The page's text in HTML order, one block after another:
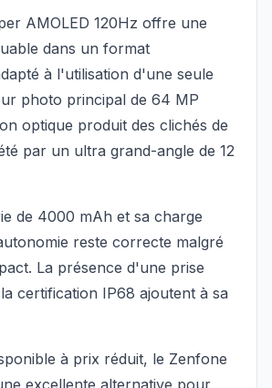
AMOLED 120Hz offre une
dans un format
à l'utilisation d'une seule
photo principal de 64 MP
optique produit des clichés de
par un ultra grand-angle de 12
de 4000 mAh et sa charge
reste correcte malgré
La présence d'une prise
certification IP68 ajoutent à sa
à prix réduit, le Zenfone
excellente alternative pour